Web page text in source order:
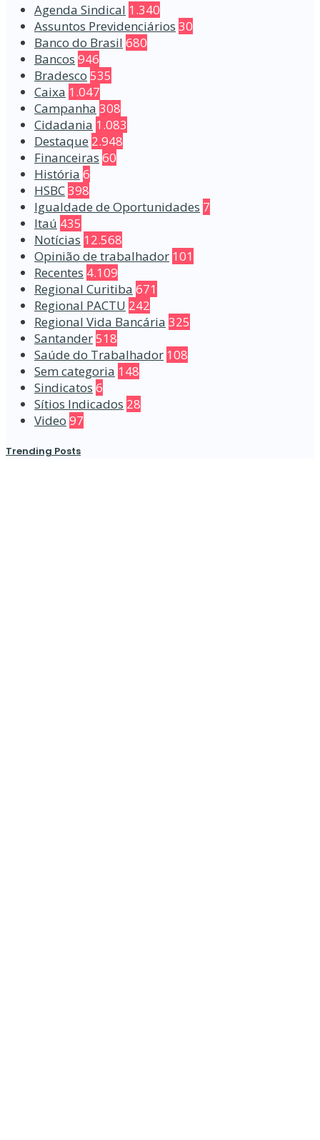
Agenda Sindical 1.340
Assuntos Previdenciários 30
Banco do Brasil 680
Bancos 946
Bradesco 535
Caixa 1.047
Campanha 308
Cidadania 1.083
Destaque 2.948
Financeiras 60
História 6
HSBC398
Igualdade de Oportunidades 7
Itaú 435
Notícias 12.568
Opinião de trabalhador 101
Recentes 4.109
Regional Curitiba 671
Regional PACTU 242
Regional Vida Bancária 325
Santander518
Saúde do Trabalhador 108
Sem categoria 148
Sindicatos 6
Sítios Indicados 28
Video 97
Trending Posts